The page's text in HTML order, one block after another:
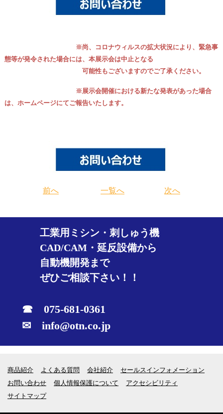
※尚、コロナウィルスの拡大状況により、緊急事
態等が発令された場合には、本展示会は中止となる
可能性もございますのでご了承ください。
※展示会開催における新たな発表があった場合
は、ホームページにてご報告いたします。
前へ 一覧へ 次へ
工業用ミシン・刺しゅう機
CAD/CAM・延反設備から
自動機開発まで
ぜひご相談下さい！！
☎ 075-681-0361
✉ info@otn.co.jp
商品紹介 よくある質問 会社紹介
セールスインフォメーション
お問い合わせ
個人情報保護について
アクセシビリティ
サイトマップ